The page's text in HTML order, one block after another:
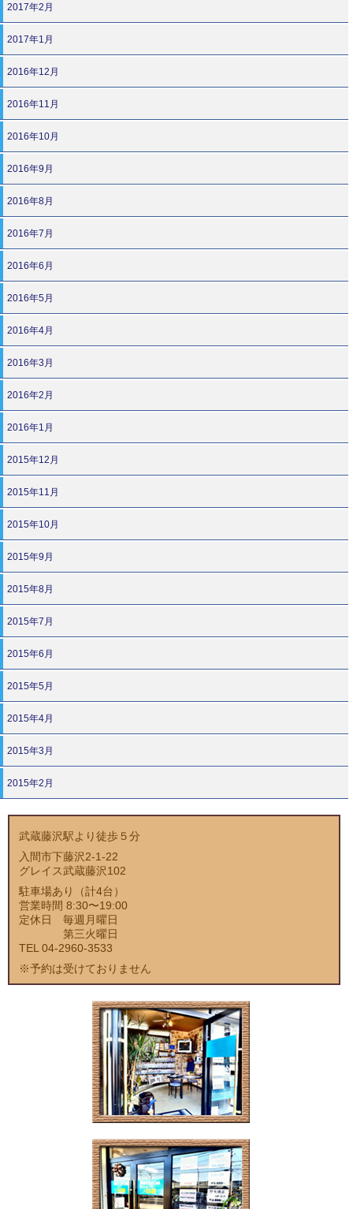
2017年2月
2017年1月
2016年12月
2016年11月
2016年10月
2016年9月
2016年8月
2016年7月
2016年6月
2016年5月
2016年4月
2016年3月
2016年2月
2016年1月
2015年12月
2015年11月
2015年10月
2015年9月
2015年8月
2015年7月
2015年6月
2015年5月
2015年4月
2015年3月
2015年2月
武蔵藤沢駅より徒歩５分
入間市下藤沢2-1-22
グレイス武蔵藤沢102
駐車場あり（計4台）
営業時間 8:30〜19:00
定休日 毎週月曜日
第三火曜日
TEL 04-2960-3533
※予約は受けておりません